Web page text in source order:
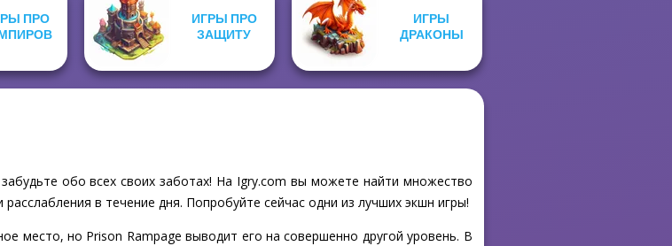
ПРО
ИГРЫ ПРО
ЗАЩИТУ
ИГРЫ
ДРАКОНЫ
обо всех своих заботах! На Igry.com вы можете найти множество
в течение дня. Попробуйте сейчас одни из лучших экшн игры!
место, но Prison Rampage выводит его на совершенно другой уровень. В